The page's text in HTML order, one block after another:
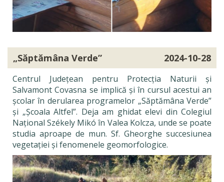
„Săptămâna Verde” 2024-10-28
Centrul Județean pentru Protecția Naturii și
Salvamont Covasna se implică și în cursul acestui an
școlar în derularea programelor „Săptămâna Verde”
și „Școala Altfel”. Deja am ghidat elevi din Colegiul
Național Székely Mikó în Valea Kolcza, unde se poate
studia aproape de mun. Sf. Gheorghe succesiunea
vegetației și fenomenele geomorfologice.